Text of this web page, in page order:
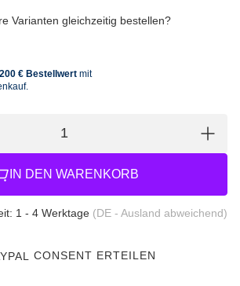
Varianten gleichzeitig bestellen?
IN DEN WARENKORB
1 - 4 Werktage (DE - Ausland abweichend)
CONSENT ERTEILEN